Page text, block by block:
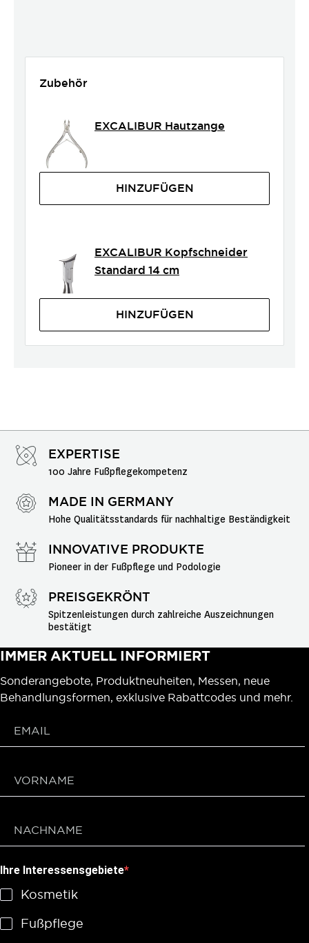
Zubehör
EXCALIBUR Hautzange
HINZUFÜGEN
EXCALIBUR Kopfschneider
Standard 14 cm
HINZUFÜGEN
EXPERTISE
100 Jahre Fußpflegekompetenz
MADE IN GERMANY
Hohe Qualitätsstandards für nachhaltige Beständigkeit
INNOVATIVE PRODUKTE
Pioneer in der Fußpflege und Podologie
PREISGEKRÖNT
Spitzenleistungen durch zahlreiche Auszeichnungen
bestätigt
IMMER AKTUELL INFORMIERT
Sonderangebote, Produktneuheiten, Messen, neue
Behandlungsformen, exklusive Rabattcodes und mehr.
Ihre Interessensgebiete
Kosmetik
Fußpflege